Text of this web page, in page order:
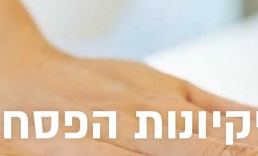
הפסח